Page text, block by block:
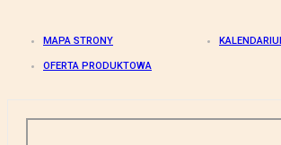
MAPA STRONY
OFERTA PRODUKTOWA